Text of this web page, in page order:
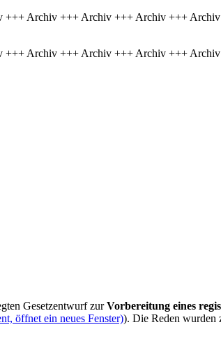
Archiv +++ Archiv +++ Archiv +++
Archiv +++ Archiv +++ Archiv +++
Gesetzentwurf zurVorbereitung eines
öffnet ein neues Fenster)). Die Reden wurden